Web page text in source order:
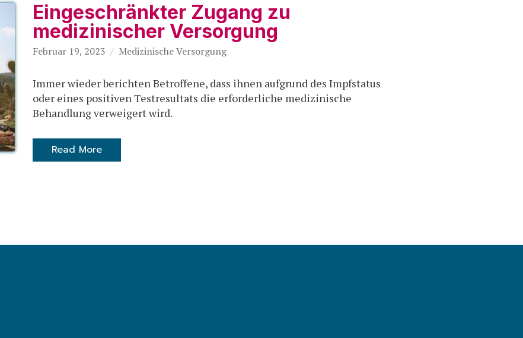
Eingeschränkter Zugang zu
medizinischer Versorgung
Februar 19, 2023 Medizinische Versorgung
Immer wieder berichten Betroffene, dass ihnen aufgrund des Impfstatus
oder eines positiven Testresultats die erforderliche medizinische
Behandlung verweigert wird.
Read More